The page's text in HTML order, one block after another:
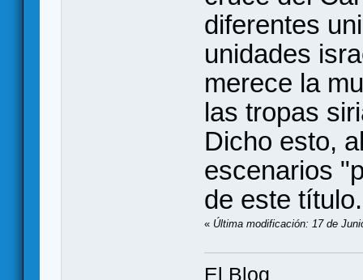
diferentes
unidades
merece la
las tropas
Dicho esto,
escenarios
de este título.
« Última modificación: 17 de
El Blog